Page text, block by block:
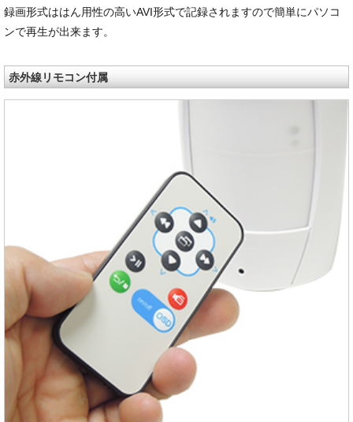
録画形式ははん用性の高いAVI形式で記録されますので簡単にパソコ
ンで再生が出来ます。
赤外線リモコン付属